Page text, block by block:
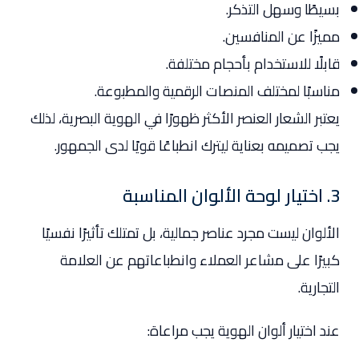
بسيطًا وسهل التذكر.
مميزًا عن المنافسين.
قابلًا للاستخدام بأحجام مختلفة.
مناسبًا لمختلف المنصات الرقمية والمطبوعة.
يعتبر الشعار العنصر الأكثر ظهورًا في الهوية البصرية، لذلك
يجب تصميمه بعناية ليترك انطباعًا قويًا لدى الجمهور.
3. اختيار لوحة الألوان المناسبة
الألوان ليست مجرد عناصر جمالية، بل تمتلك تأثيرًا نفسيًا
كبيرًا على مشاعر العملاء وانطباعاتهم عن العلامة
التجارية.
عند اختيار ألوان الهوية يجب مراعاة: